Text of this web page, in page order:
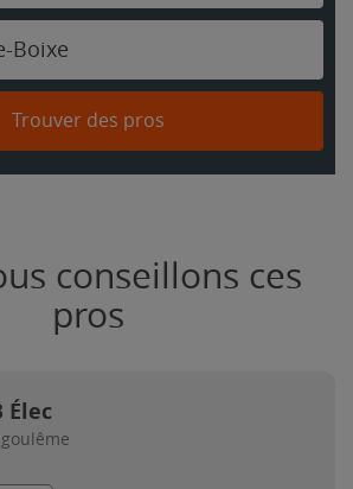
Boixe
Trouver des pros
conseillons ces
pros
Élec